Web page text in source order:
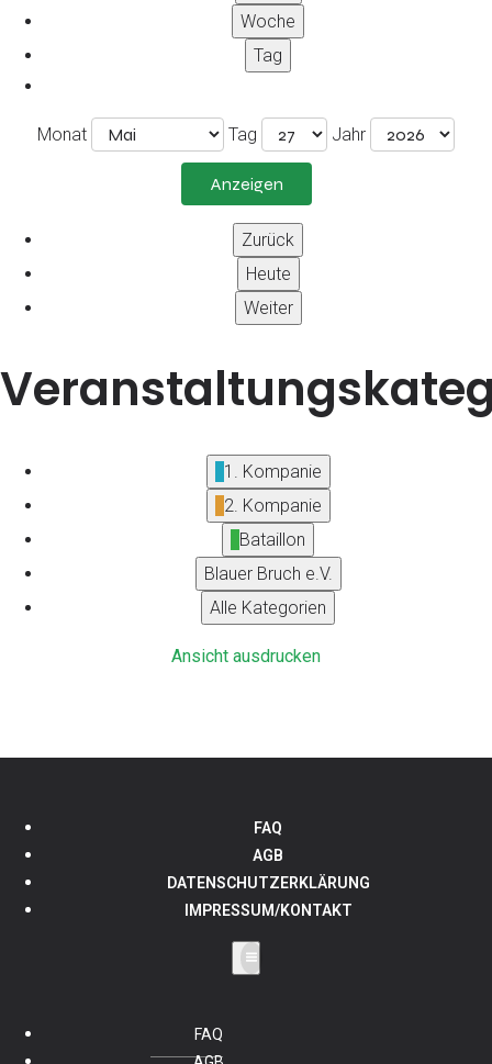
Woche
Tag
Monat Tag Jahr
Zurück
Heute
Weiter
1. Kompanie
2. Kompanie
Bataillon
Blauer Bruch e.V.
Alle Kategorien
Ansicht ausdrucken
FAQ
AGB
DATENSCHUTZERKLÄRUNG
IMPRESSUM/KONTAKT
FAQ